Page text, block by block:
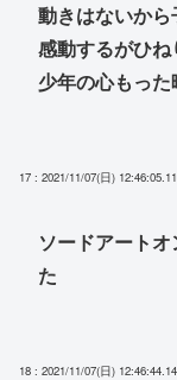
動きはないから
感動するがひ
少年の心もっ
17 : 2021/11/07(日)
ソードアート
た
18 : 2021/11/07(日)